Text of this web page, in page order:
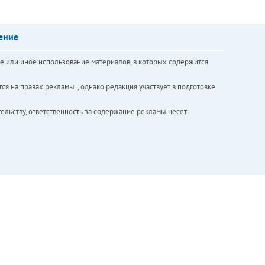
иное использование материалов, в которых содержится
правах рекламы. , однако редакция участвует в подготовке
ответственность за содержание рекламы несет